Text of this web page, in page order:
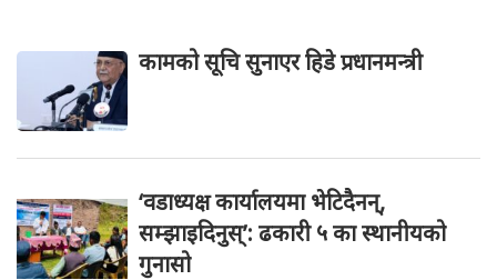
कामको सूचि सुनाएर हिडे प्रधानमन्त्री
‘वडाध्यक्ष कार्यालयमा भेटिदैनन्,
सम्झाइदिनुस्’: ढकारी ५ का स्थानीयको
गुनासो